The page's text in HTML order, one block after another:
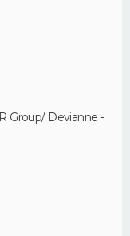
Group/ Devianne -